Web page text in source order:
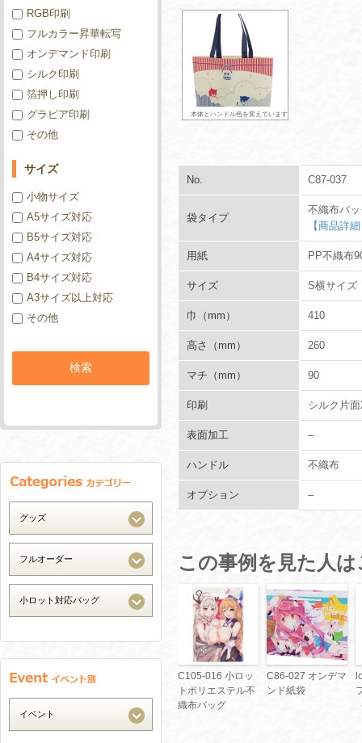
本体とハンドル色を変えています
No. C87-037
袋タイプ
不織布バ
【商品詳
用紙 PP不織布
サイズ S横サイズ
巾（mm） 410
高さ（mm） 260
マチ（mm） 90
印刷 シルク片
表面加工 –
ハンドル 不織布
オプション –
この事例を見た人
C105-016 小ロッ
トポリエステル不
織布バッグ
C86-027 オンデマ
ンド紙袋
RGB印刷
フルカラー昇華転写
オンデマンド印刷
シルク印刷
箔押し印刷
グラビア印刷
その他
サイズ
小物サイズ
A5サイズ対応
B5サイズ対応
A4サイズ対応
B4サイズ対応
A3サイズ以上対応
その他